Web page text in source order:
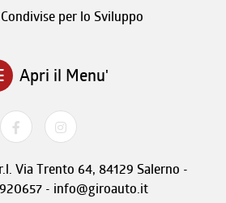
per lo Sviluppo
Apri il Menu'
Via Trento 64, 84129 Salerno -
- info@giroauto.it